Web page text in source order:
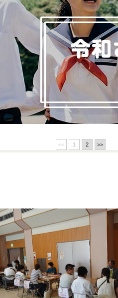
<< 1 2 >>